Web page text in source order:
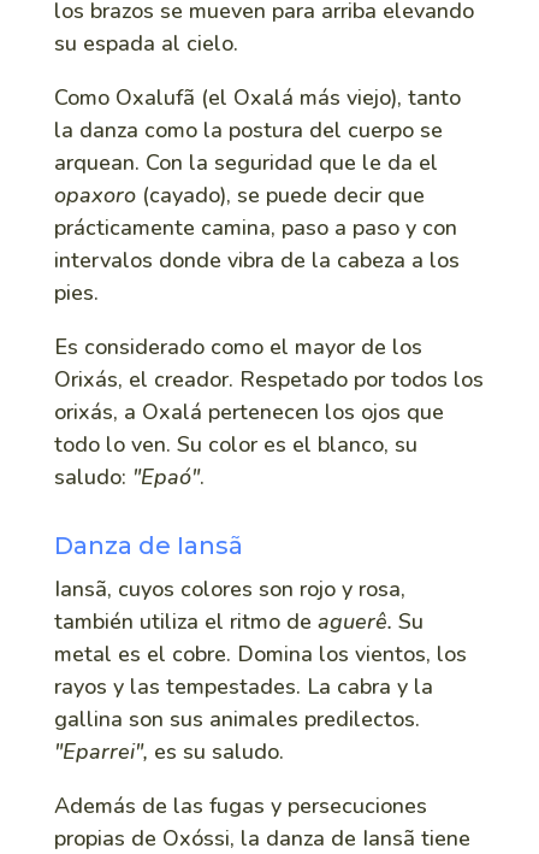
los brazos se mueven para arriba elevando
su espada al cielo.
Como Oxalufã (el Oxalá más viejo), tanto
la danza como la postura del cuerpo se
arquean. Con la seguridad que le da el
opaxoro(cayado), se puede decir que
prácticamente camina, paso a paso y con
intervalos donde vibra de la cabeza a los
pies.
Es considerado como el mayor de los
Orixás, el creador. Respetado por todos los
orixás, a Oxalá pertenecen los ojos que
todo lo ven. Su color es el blanco, su
saludo: "Epaó".
Danza de Iansã
Iansã, cuyos colores son rojo y rosa,
también utiliza el ritmo de aguerê. Su
metal es el cobre. Domina los vientos, los
rayos y las tempestades. La cabra y la
gallina son sus animales predilectos.
"Eparrei", es su saludo.
Además de las fugas y persecuciones
propias de Oxóssi, la danza de Iansã tiene